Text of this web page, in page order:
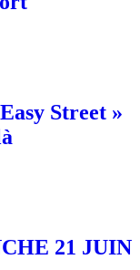
Street »
21 JUIN